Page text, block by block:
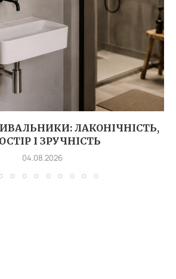
ЛАКОНІЧНІСТЬ,
І ЗРУЧНІСТЬ
04.08.2026